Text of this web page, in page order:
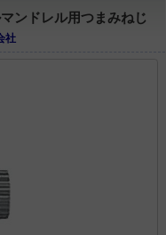
ンドレル用つまみねじ
社